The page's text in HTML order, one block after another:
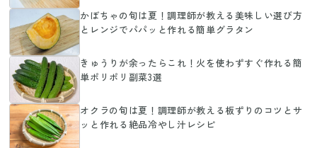
かぼちゃの旬は夏！調理師が教える美味しい選び方
とレンジでパパッと作れる簡単グラタン
きゅうりが余ったらこれ！火を使わずすぐ作れる簡
単ポリポリ副菜3選
オクラの旬は夏！調理師が教える板ずりのコツとサ
ッと作れる絶品冷やし汁レシピ